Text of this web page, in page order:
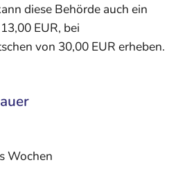
diese Behörde auch ein
EUR, bei
von 30,00 EUR erheben.
Wochen